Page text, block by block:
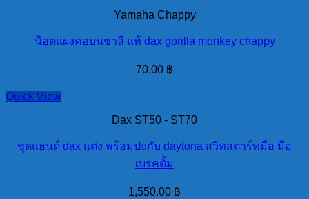
Yamaha Chappy
น๊อตแผงคอบนชาลี แท้ dax gorilla monkey chappy
70.00 ฿
Quick View
Dax ST50 - ST70
ชุดแฮนด์ dax แต่ง พร้อมปะกับ daytona สวิทสตาร์ทมือ มือ
เบรคดั้ม
1,550.00 ฿